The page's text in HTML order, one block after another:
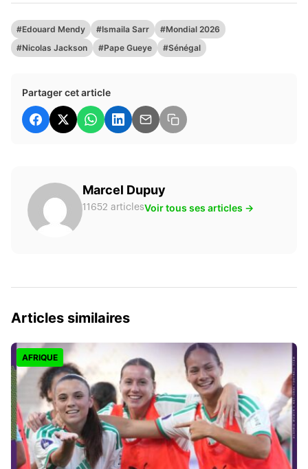
#Edouard Mendy #Ismaila Sarr
#Mondial 2026
#Nicolas Jackson
#Pape Gueye #Sénégal
Partager cet article
Marcel Dupuy
11652 articlesVoir tous ses articles →
Articles similaires
AFRIQUE